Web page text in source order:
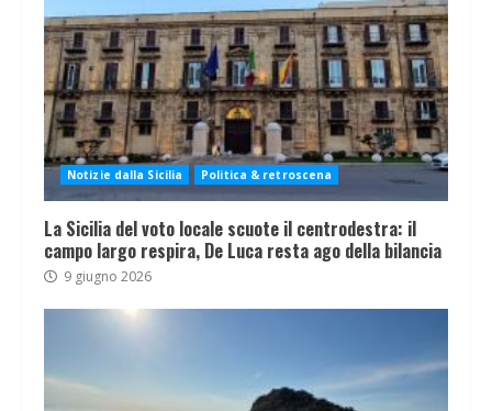
Notizie dalla Sicilia Politica & retroscena
La Sicilia del voto locale scuote il centrodestra: il
campo largo respira, De Luca resta ago della bilancia
9 giugno 2026